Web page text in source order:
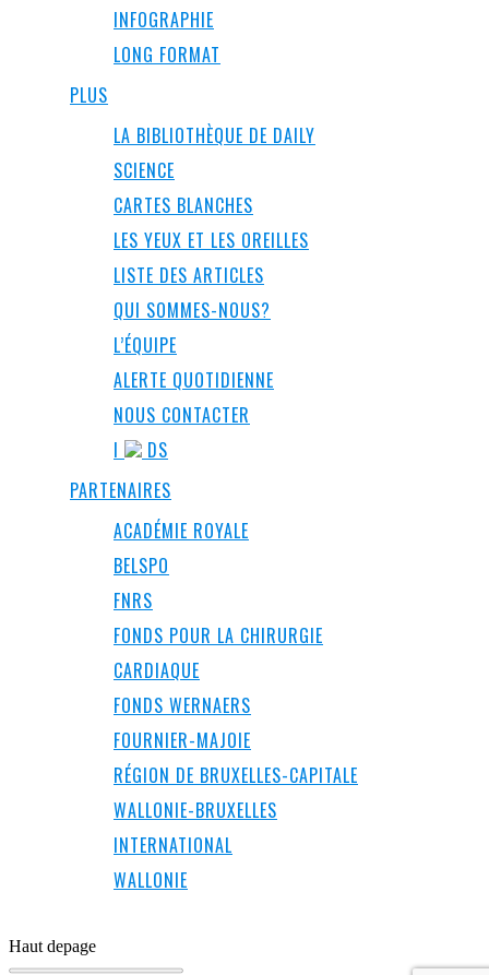
INFOGRAPHIE
LONG FORMAT
PLUS
LA BIBLIOTHÈQUE DE DAILY
SCIENCE
CARTES BLANCHES
LES YEUX ET LES OREILLES
LISTE DES ARTICLES
QUI SOMMES-NOUS?
L’ÉQUIPE
ALERTE QUOTIDIENNE
NOUS CONTACTER
I
DS
PARTENAIRES
ACADÉMIE ROYALE
BELSPO
FNRS
FONDS POUR LA CHIRURGIE
CARDIAQUE
FONDS WERNAERS
FOURNIER-MAJOIE
RÉGION DE BRUXELLES-CAPITALE
WALLONIE-BRUXELLES
INTERNATIONAL
WALLONIE
Haut depage